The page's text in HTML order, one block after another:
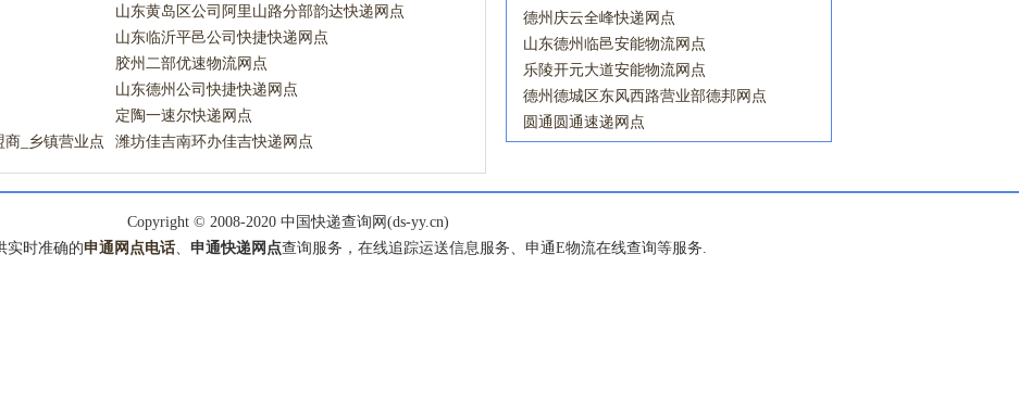
山东黄岛区公司阿里山路分部韵达快递网点
山东临沂平邑公司快捷快递网点
胶州二部优速物流网点
山东德州公司快捷快递网点
定陶一速尔快递网点
_乡镇营业点
潍坊佳吉南环办佳吉快递网点
德州庆云全峰快递网点
山东德州临邑安能物流网点
乐陵开元大道安能物流网点
德州德城区东风西路营业部德邦网点
圆通圆通速递网点
Copyright © 2008-2020 中国快递查询网(ds-yy.cn)
实时准确的申通网点电话、 申通快递网点查询服务，在线追踪运送信息服务、申通E物流在线查询等服务.